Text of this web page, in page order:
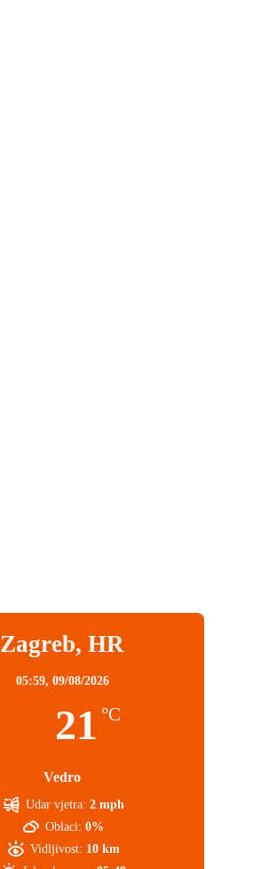
Zagreb, HR
05:59, 09/08/2026
21 °C
Vedro
Udar vjetra: 2 mph
Oblaci: 0%
Vidljivost: 10 km